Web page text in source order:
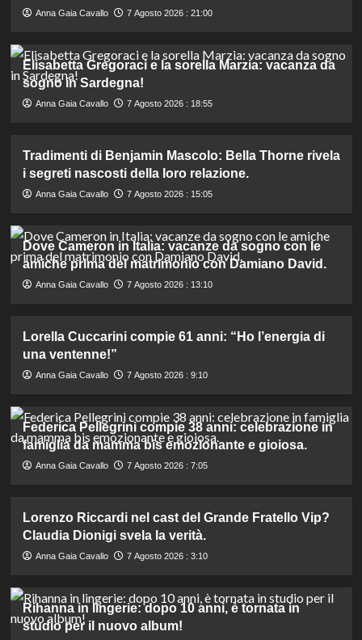
Anna Gaia Cavallo 7 Agosto 2026 : 21:00
Elisabetta Gregoraci e la sorella Marzia: vacanza da
sogno in Sardegna!
Anna Gaia Cavallo 7 Agosto 2026 : 18:55
Tradimenti di Benjamin Mascolo: Bella Thorne rivela
i segreti nascosti della loro relazione.
Anna Gaia Cavallo 7 Agosto 2026 : 15:05
Dove Cameron in Italia: vacanze da sogno con le
amiche prima del matrimonio con Damiano David.
Anna Gaia Cavallo 7 Agosto 2026 : 13:10
Lorella Cuccarini compie 61 anni: “Ho l’energia di
una ventenne!”
Anna Gaia Cavallo 7 Agosto 2026 : 9:10
Federica Pellegrini compie 38 anni: celebrazione in
famiglia da mamma bis emozionante e gioiosa.
Anna Gaia Cavallo 7 Agosto 2026 : 7:05
Lorenzo Riccardi nel cast del Grande Fratello Vip?
Claudia Dionigi svela la verità.
Anna Gaia Cavallo 7 Agosto 2026 : 3:10
Rihanna in lingerie: dopo 10 anni, è tornata in
studio per il nuovo album!